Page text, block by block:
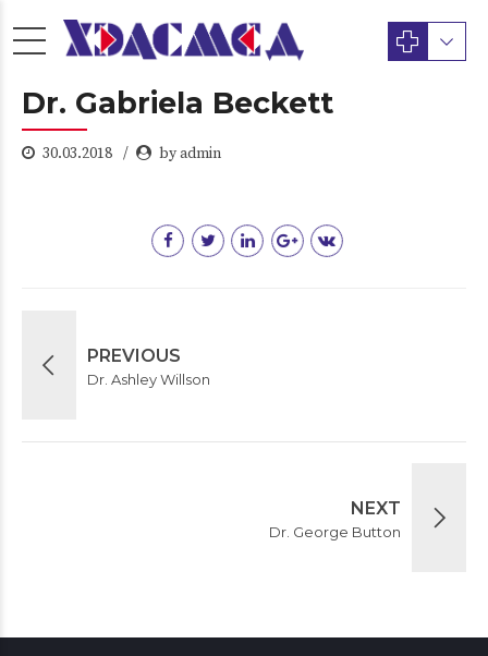
Dr. Gabriela Beckett
30.03.2018 by admin
PREVIOUS
Dr. Ashley Willson
NEXT
Dr. George Button